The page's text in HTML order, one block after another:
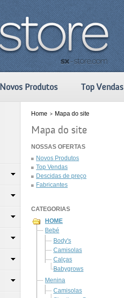
Novos Produtos Top Vendas
Home > Mapa do site
Mapa do site
NOSSAS OFERTAS
Novos Produtos
Top Vendas
Descidas de preço
Fabricantes
CATEGORIAS
HOME
Bebé
Body's
Camisolas
Calças
Babygrows
Menina
Camisolas